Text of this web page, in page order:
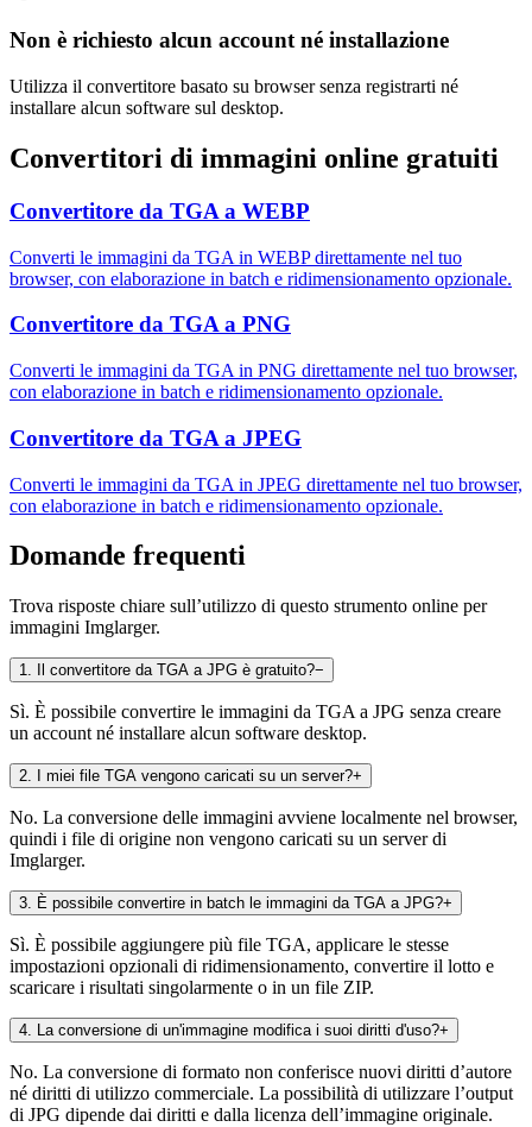
Non è richiesto alcun account né installazione
Utilizza il convertitore basato su browser senza registrarti né
installare alcun software sul desktop.
Convertitori di immagini online gratuiti
Convertitore da TGA a WEBP
Converti le immagini da TGA in WEBP direttamente nel tuo
browser, con elaborazione in batch e ridimensionamento opzionale.
Convertitore da TGA a PNG
Converti le immagini da TGA in PNG direttamente nel tuo browser,
con elaborazione in batch e ridimensionamento opzionale.
Convertitore da TGA a JPEG
Converti le immagini da TGA in JPEG direttamente nel tuo browser,
con elaborazione in batch e ridimensionamento opzionale.
Domande frequenti
Trova risposte chiare sull’utilizzo di questo strumento online per
immagini Imglarger.
1. Il convertitore da TGA a JPG è gratuito?−
Sì. È possibile convertire le immagini da TGA a JPG senza creare
un account né installare alcun software desktop.
2. I miei file TGA vengono caricati su un server?+
No. La conversione delle immagini avviene localmente nel browser,
quindi i file di origine non vengono caricati su un server di
Imglarger.
3. È possibile convertire in batch le immagini da TGA a JPG?+
Sì. È possibile aggiungere più file TGA, applicare le stesse
impostazioni opzionali di ridimensionamento, convertire il lotto e
scaricare i risultati singolarmente o in un file ZIP.
4. La conversione di un'immagine modifica i suoi diritti d'uso?+
No. La conversione di formato non conferisce nuovi diritti d’autore
né diritti di utilizzo commerciale. La possibilità di utilizzare l’output
di JPG dipende dai diritti e dalla licenza dell’immagine originale.